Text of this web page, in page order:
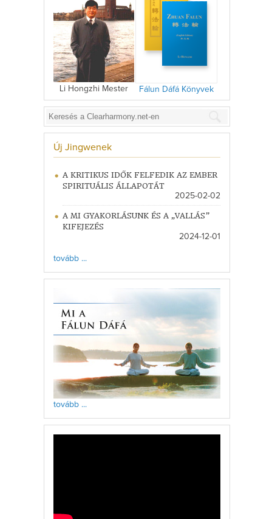
Li Hongzhi Mester Fálun Dáfá Könyvek
Új Jingwenek
A KRITIKUS IDŐK FELFEDIK AZ EMBER
SPIRITUÁLIS ÁLLAPOTÁT
2025-02-02
A MI GYAKORLÁSUNK ÉS A „VALLÁS”
KIFEJEZÉS
2024-12-01
tovább ...
tovább ...